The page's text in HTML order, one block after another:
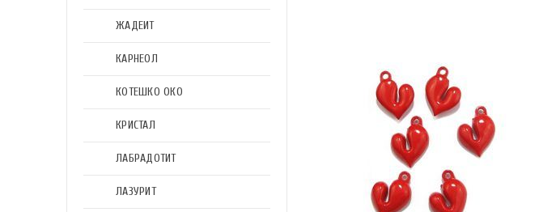
ЖАДЕИТ
КАРНЕОЛ
КОТЕШКО ОКО
КРИСТАЛ
ЛАБРАДОТИТ
ЛАЗУРИТ